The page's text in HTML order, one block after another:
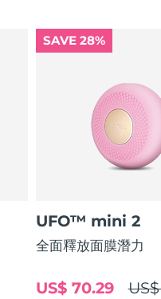
SAVE 28%
UFO™ mini 2
全面釋放面膜潛力
US$ 70.29